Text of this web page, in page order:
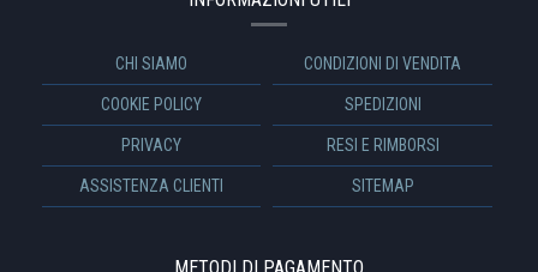
CHI SIAMO CONDIZIONI DI VENDITA
COOKIE POLICY SPEDIZIONI
PRIVACY RESI E RIMBORSI
ASSISTENZA CLIENTI SITEMAP
METODI DI PAGAMENTO